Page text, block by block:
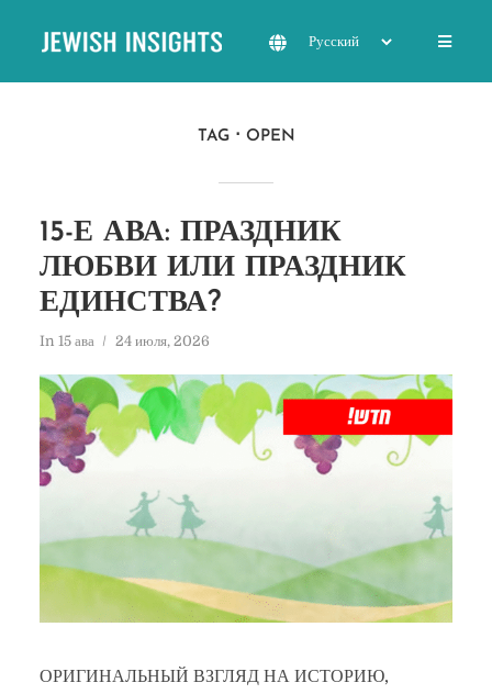
TAG OPEN
15-Е АВА: ПРАЗДНИК
ЛЮБВИ ИЛИ ПРАЗДНИК
ЕДИНСТВА?
In 15 ава 24 июля, 2026
ОРИГИНАЛЬНЫЙ ВЗГЛЯД НА ИСТОРИЮ,